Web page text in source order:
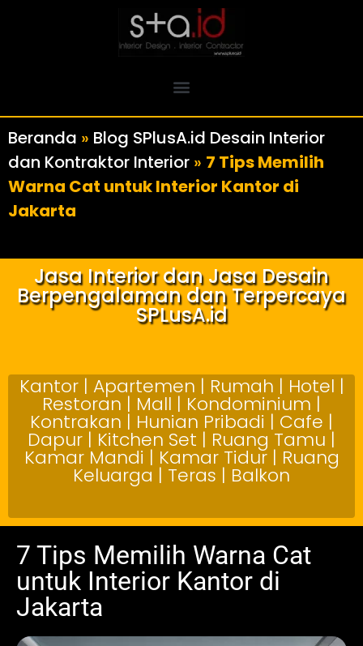
Beranda » Blog SPlusA.id Desain Interior
dan Kontraktor Interior » 7 Tips Memilih
Warna Cat untuk Interior Kantor di
Jakarta
Jasa Interior dan Jasa Desain
Berpengalaman dan Terpercaya
SPLusA.id
Kantor | Apartemen | Rumah | Hotel |
Restoran | Mall | Kondominium |
Kontrakan | Hunian Pribadi | Cafe |
Dapur | Kitchen Set | Ruang Tamu |
Kamar Mandi | Kamar Tidur | Ruang
Keluarga | Teras | Balkon
7 Tips Memilih Warna Cat
untuk Interior Kantor di
Jakarta